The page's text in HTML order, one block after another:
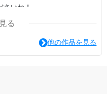
いね！
る
他の作品を見る